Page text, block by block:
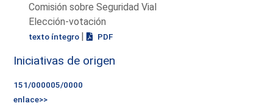
Comisión sobre Seguridad Vial
Elección-votación
texto íntegro | PDF
Iniciativas de origen
151/000005/0000
enlace>>